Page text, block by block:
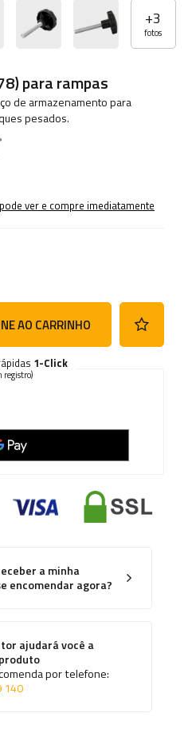
+3
fotos
para rampas
de armazenamento para
pesados.
ver e compre imediatamente
AO CARRINHO
1-Click
registro)
a minha
encomendar agora?
ajudará você a
por telefone:
140